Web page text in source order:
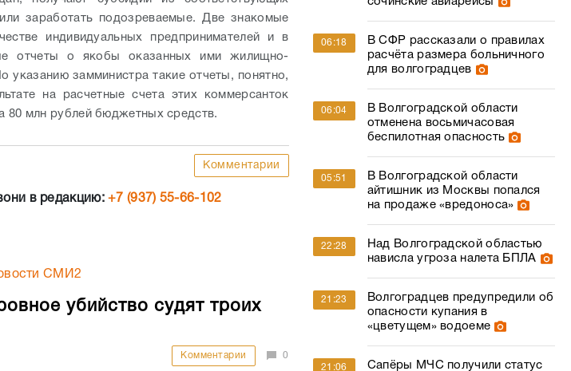
заработать подозреваемые. Две знакомые
индивидуальных предпринимателей и в
отчеты о якобы оказанных ими жилищно-
указанию замминистра такие отчеты, понятно,
на расчетные счета этих коммерсанток
80 млн рублей бюджетных средств.
Комментарии
в редакцию:+7 (937) 55-66-102
СМИ2
убийство судят троих
Комментарии 0
06:18
В СФР рассказали о правилах
расчёта размера больничного
для волгоградцев
06:04
В Волгоградской области
отменена восьмичасовая
беспилотная опасность
05:51
В Волгоградской области
айтишник из Москвы попался
на продаже «вредоноса»
22:28
Над Волгоградской областью
нависла угроза налета БПЛА
21:23
Волгоградцев предупредили об
опасности купания в
«цветущем» водоеме
21:06
Сапёры МЧС получили статус